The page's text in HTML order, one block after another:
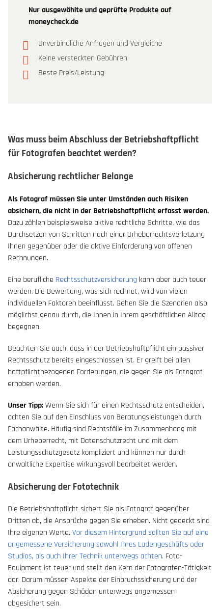
Nur ausgewählte und geprüfte Produkte auf
moneycheck.de
Unverbindliche Anfragen und Vergleiche
Keine versteckten Gebühren
Beste Preis/Leistung
Was muss beim Abschluss der Betriebshaftpflicht
für Fotografen beachtet werden?
Absicherung rechtlicher Belange
Als Fotograf müssen Sie unter Umständen auch Risiken
absichern, die nicht in der Betriebshaftpflicht erfasst werden.
Dazu zählen beispielsweise aktive rechtliche Schritte, wie das
Durchsetzen von Schritten nach einer Urheberrechtsverletzung
Ihnen gegenüber oder die aktive Einforderung von offenen
Rechnungen.
Eine berufliche Rechtsschutzversicherung kann aber auch teuer
werden. Die Bewertung, was sich rechnet, wird von vielen
individuellen Faktoren beeinflusst. Gehen Sie die Szenarien also
möglichst genau durch, die Ihnen in Ihrem geschäftlichen Alltag
begegnen.
Beachten Sie auch, dass in der Betriebshaftpflicht ein passiver
Rechtsschutz bereits eingeschlossen ist. Er greift bei allen
haftpflichtbezogenen Forderungen, die gegen Sie als Fotograf
erhoben werden.
Unser Tipp:Wenn Sie sich für einen Rechtsschutz entscheiden,
achten Sie auf den Einschluss von Beratungsleistungen durch
Fachanwälte. Häufig sind Rechtsfälle im Zusammenhang mit
dem Urheberrecht, mit Datenschutzrecht und mit dem
Leistungsschutzgesetz kompliziert und können nur durch
anwaltliche Expertise wirkungsvoll bearbeitet werden.
Absicherung der Fototechnik
Die Betriebshaftpflicht sichert Sie als Fotograf gegenüber
Dritten ab, die Ansprüche gegen Sie erheben. Nicht gedeckt sind
Ihre eigenen Werte. Vor diesem Hintergrund sollten Sie auf eine
angemessene Versicherung sowohl Ihres Ladengeschäfts oder
Studios, als auch Ihrer Technik unterwegs achten. Foto-
Equipment ist teuer und stellt den Kern der Fotografen-Tätigkeit
dar. Darum müssen Aspekte der Einbruchssicherung und der
Absicherung gegen Schäden unterwegs angemessen
abgesichert sein.